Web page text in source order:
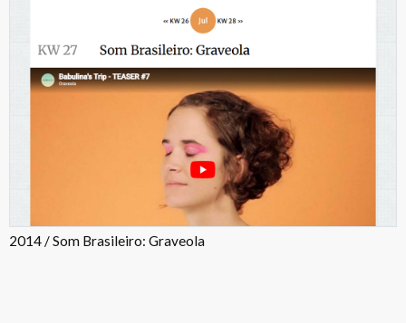
2014 / Som Brasileiro: Graveola